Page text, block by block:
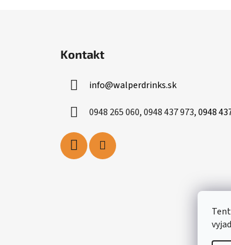
Kontakt
info@walperdrinks.sk
0948 265 060, 0948 437 973,0948